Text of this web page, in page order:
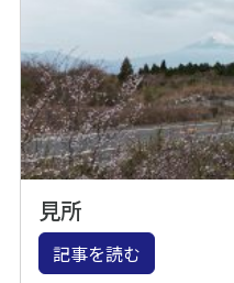
見所
記事を読む